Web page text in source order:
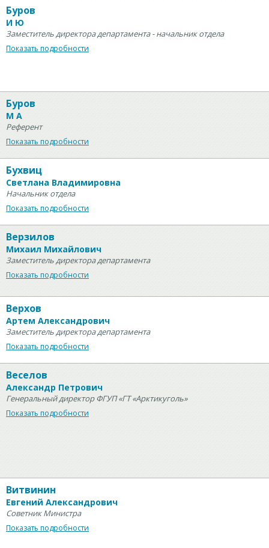
Буров
И Ю
Заместитель директора департамента - начальник отдела
Показать подробности
Буров
М А
Референт
Показать подробности
Бухвиц
Светлана Владимировна
Начальник отдела
Показать подробности
Верзилов
Михаил Михайлович
Заместитель директора департамента
Показать подробности
Верхов
Артем Александрович
Заместитель директора департамента
Показать подробности
Веселов
Александр Петрович
Генеральный директор ФГУП «ГТ «Арктикуголь»
Показать подробности
Витвинин
Евгений Александрович
Советник Министра
Показать подробности